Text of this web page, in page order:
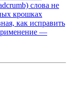
слова не
крошках
как исправить
—